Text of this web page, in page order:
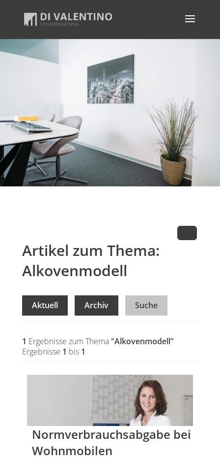
Artikel zum Thema:
Alkovenmodell
Aktuell Archiv Suche
1 Ergebnisse zum Thema "Alkovenmodell"
Ergebnisse 1 bis 1
Normverbrauchsabgabe bei
Wohnmobilen